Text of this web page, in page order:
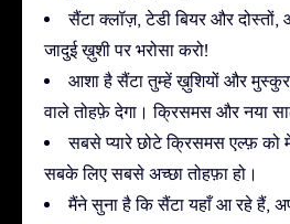
सैंटा क्लॉज़, टेडी बियर और दोस्तों,
जादुई ख़ुशी पर भरोसा करो!
आशा है सैंटा तुम्हें ख़ुशियों और
वाले तोहफ़े देगा। क्रिसमस और नया
सबसे प्यारे छोटे क्रिसमस एल्फ़ को
सबके लिए सबसे अच्छा तोहफ़ा हो।
मैंने सुना है कि सैंटा यहाँ आ रहे हैं,